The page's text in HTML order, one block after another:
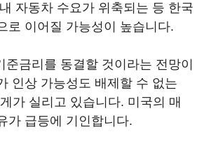
자동차 수요가 위축되는 등 한국
로 이어질 가능성이 높습니다.
준금리를 동결할 것이라는 전망이
인상 가능성도 배제할 수 없는
가 실리고 있습니다. 미국의 매
가 급등에 기인합니다.